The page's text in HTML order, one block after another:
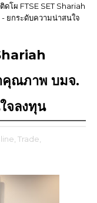
ดโผ FTSE SET Shariah
ยกระดับความน่าสนใจ
คุณภาพ บมจ.
จลงทุน
Trade,